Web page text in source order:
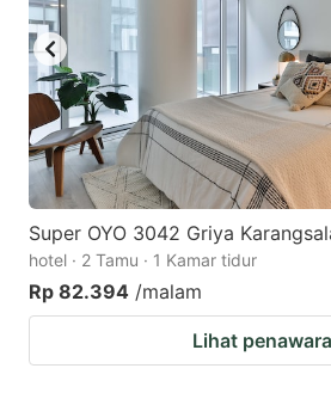
Super OYO 3042 Griya
hotel · 2 Tamu · 1 Kamar tidur
Rp 82.394 /malam
Lihat